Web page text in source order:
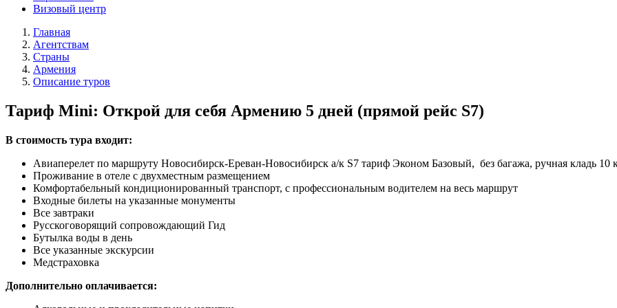
Визовый центр
Главная
Агентствам
Страны
Армения
Описание туров
Тариф Mini: Открой для себя Армению 5 дней (прямой рейс S7)
В стоимость тура входит:
Авиаперелет по маршруту Новосибирск-Ереван-Новосибирск а/к S7 тариф Эконом Базовый, без багажа, ручная кладь 10
Проживание в отеле с двухместным размещением
Комфортабельный кондиционированный транспорт, с профессиональным водителем на весь маршрут
Входные билеты на указанные монументы
Все завтраки
Русскоговорящий сопровождающий Гид
Бутылка воды в день
Все указанные экскурсии
Медстраховка
Дополнительно оплачивается: